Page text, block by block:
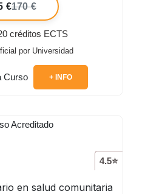
€170 €
créditos ECTS
por Universidad
+ INFO
4.5⭐
en salud comunitaria